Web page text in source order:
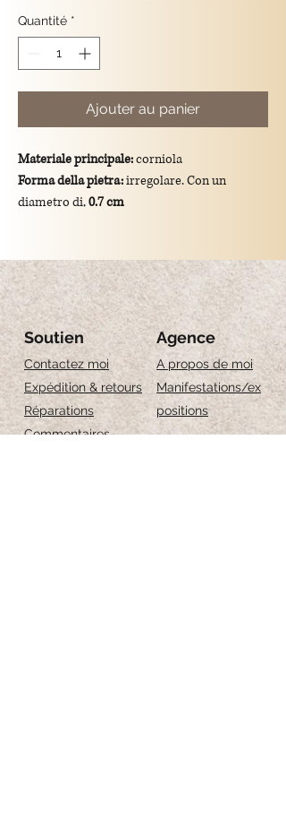
Quantité *
Ajouter au panier
Materiale principale:corniola
Forma della pietra:irregolare. Con un
diametro di,0.7 cm
3.7 cm
Montatura:
gancio e catena in argento
925/placcato oro.
Significato simbolico:
La Corniola
simboleggia energia, creatività e
motivazione, ed è nota per favorire il
coraggio, la determinazione e il focus nelle
attività quotidiane.
Soutien
Contactez moi
Expédition & retours
Réparations
Commentaires
Agence
A propos de moi
Manifestations/ex
positions